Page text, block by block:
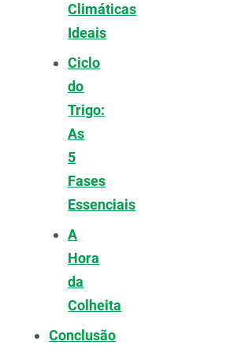
Climáticas
Ideais
Ciclo
do
Trigo:
As
5
Fases
Essenciais
A
Hora
da
Colheita
Conclusão